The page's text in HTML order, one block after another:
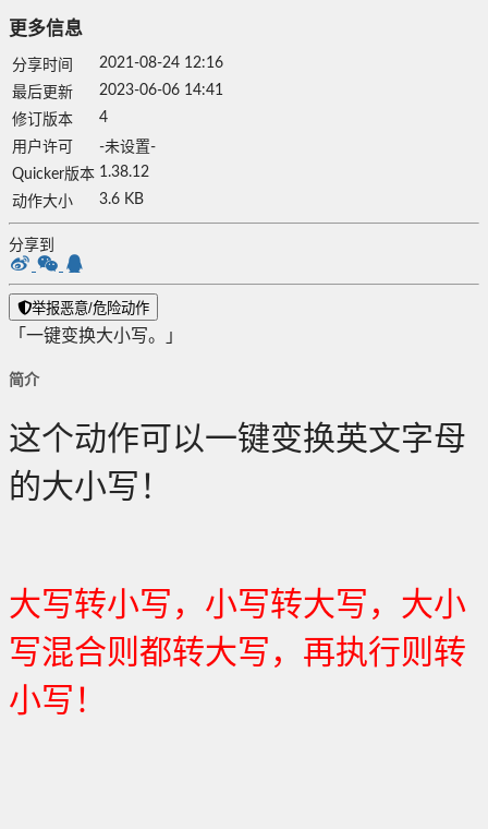
更多信息
分享时间
2021-08-24 12:16
最后更新
2023-06-06 14:41
修订版本
4
用户许可
-未设置-
Quicker版本 1.38.12
动作大小
3.6 KB
分享到
举报恶意/危险动作
「一键变换大小写。」
简介
这个动作可以一键变换英文字母
的大小写！
大写转小写，小写转大写，大小
写混合则都转大写，再执行则转
小写！